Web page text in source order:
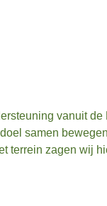
vanuit
samen
terrein zagen wij